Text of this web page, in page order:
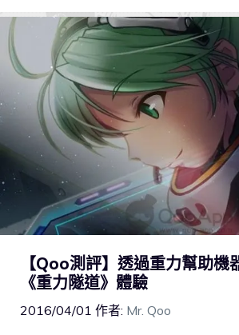
【Qoo測評】透過重力幫助機
《重力隧道》體驗
2016/04/01 作者: Mr. Qoo